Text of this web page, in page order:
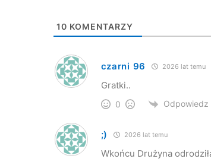
10 KOMENTARZY
czarni 96 2026 lat temu
Gratki..
0 Odpowiedz
;) 2026 lat temu
Wkońcu Drużyna